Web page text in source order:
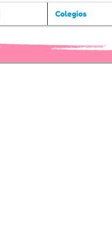
Colegios